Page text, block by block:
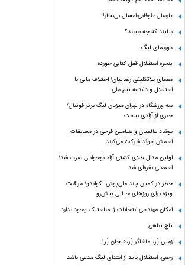
پارسال طوفانی،امسال بی‌بخار!
بیایند که چه ببینند؟
دورنمای لیگ
پنجره‌ استقلال قفل کتابی خورده
معمای بلاتکلیفی رضاییان/ اختلاف مالی با
استقلال و دغدغه تیم ملی
سه ورزشگاه در تهران میزبان لیگ برتر فوتبال/
خبری از آزادی نیست
نوشاد عالمیان و بنیامین فرجی در مسابقات
اسمش سوئد شرکت می‌کنند
اولین مدال طلای کشتی آزاد نوجوانان ضرب شد/
اسمعلی نقره‌ای شد
خطر در کمین چند ملی‌پوش تکواندو/ مراقبت
ویژه برای روزهای حیاتی پیش‌رو
امکان مهندسی انتخابات ژیمناستیک وجود ندارد
تاج تباهی
زمین پَر،تماشاگر پَر،هیجان پَر!
رجبی: استقلال باید از ابتدای لیگ مدعی باشد